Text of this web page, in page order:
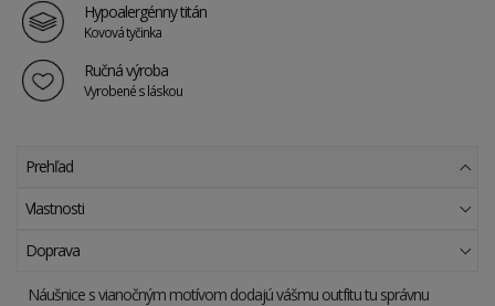
Hypoalergénny titán
Kovová tyčinka
Ručná výroba
Vyrobené s láskou
Prehľad
Vlastnosti
Doprava
Náušnice s vianočným motívom dodajú vášmu outfitu tu správnu